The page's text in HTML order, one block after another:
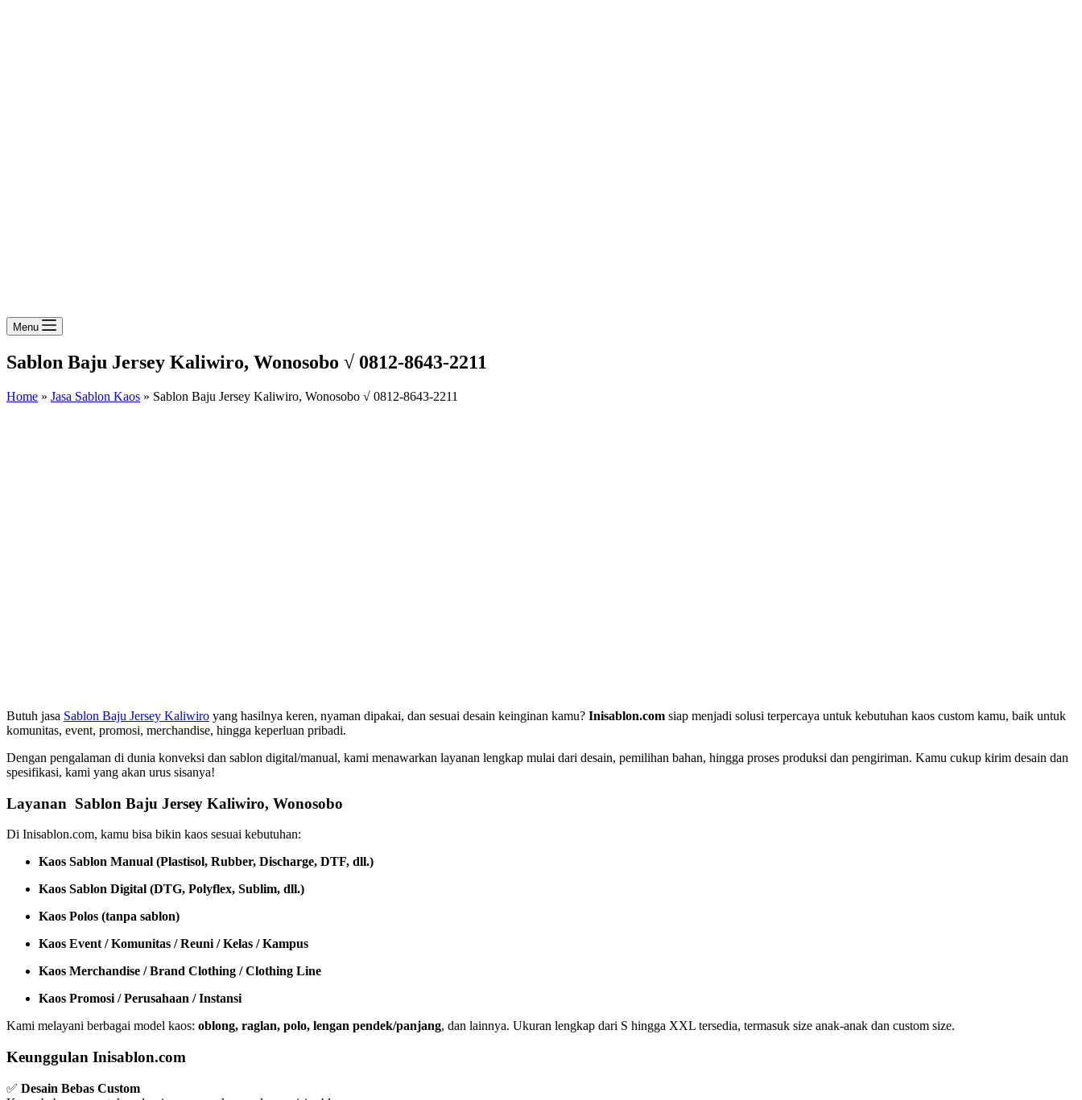
Menu
Sablon Baju Jersey Kaliwiro, Wonosobo √ 0812-8643-2211
Home » Jasa Sablon Kaos » Sablon Baju Jersey Kaliwiro, Wonosobo √ 0812-8643-2211
Butuh jasa Sablon Baju Jersey Kaliwiro yang hasilnya keren, nyaman dipakai, dan sesuai desain keinginan kamu? Inisablon.com siap menjadi solusi terpercaya untuk kebutuhan kaos custom kamu, baik untuk
komunitas, event, promosi, merchandise, hingga keperluan pribadi.
Dengan pengalaman di dunia konveksi dan sablon digital/manual, kami menawarkan layanan lengkap mulai dari desain, pemilihan bahan, hingga proses produksi dan pengiriman. Kamu cukup kirim desain dan
spesifikasi, kami yang akan urus sisanya!
Layanan Sablon Baju Jersey Kaliwiro, Wonosobo
Di Inisablon.com, kamu bisa bikin kaos sesuai kebutuhan:
Kaos Sablon Manual (Plastisol, Rubber, Discharge, DTF, dll.)
Kaos Sablon Digital (DTG, Polyflex, Sublim, dll.)
Kaos Polos (tanpa sablon)
Kaos Event / Komunitas / Reuni / Kelas / Kampus
Kaos Merchandise / Brand Clothing / Clothing Line
Kaos Promosi / Perusahaan / Instansi
Kami melayani berbagai model kaos: oblong, raglan, polo, lengan pendek/panjang, dan lainnya. Ukuran lengkap dari S hingga XXL tersedia, termasuk size anak-anak dan custom size.
Keunggulan Inisablon.com
✅ Desain Bebas Custom